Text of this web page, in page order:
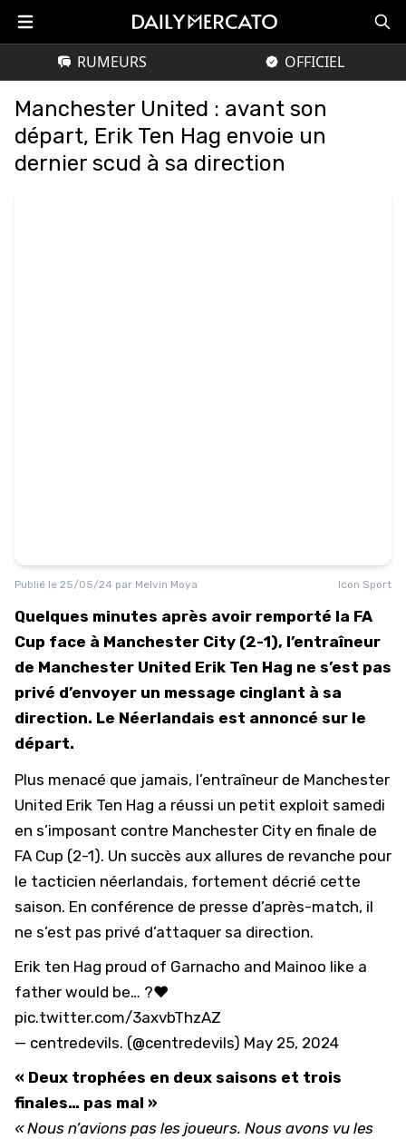
RUMEURS OFFICIEL
Manchester United : avant son
départ, Erik Ten Hag envoie un
dernier scud à sa direction
Publié le 25/05/24 par Melvin Moya Icon Sport
Quelques minutes après avoir remporté la FA
Cup face à Manchester City (2-1), l’entraîneur
de Manchester United Erik Ten Hag ne s’est pas
privé d’envoyer un message cinglant à sa
direction. Le Néerlandais est annoncé sur le
départ.
Plus menacé que jamais, l’entraîneur de Manchester
United Erik Ten Hag a réussi un petit exploit samedi
en s’imposant contre Manchester City en finale de
FA Cup (2-1). Un succès aux allures de revanche pour
le tacticien néerlandais, fortement décrié cette
saison. En conférence de presse d’après-match, il
ne s’est pas privé d’attaquer sa direction.
Erik ten Hag proud of Garnacho and Mainoo like a
father would be… ?❤️
pic.twitter.com/3axvbThzAZ
— centredevils. (@centredevils) May 25, 2024
« Deux trophées en deux saisons et trois
finales… pas mal »
« Nous n’avions pas les joueurs. Nous avons vu les